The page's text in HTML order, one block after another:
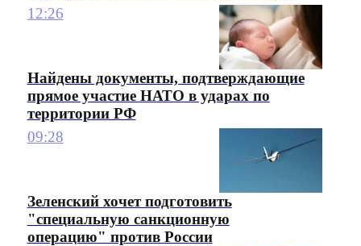
12:26
Найдены документы, подтверждающие
прямое участие НАТО в ударах по
территории РФ
09:28
Зеленский хочет подготовить
"специальную санкционную
операцию" против России